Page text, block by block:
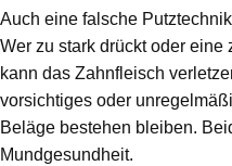
Auch eine falsche
Wer zu stark drückt oder eine
kann das Zahnfleisch
vorsichtiges oder
Beläge bestehen bleiben.
Mundgesundheit.